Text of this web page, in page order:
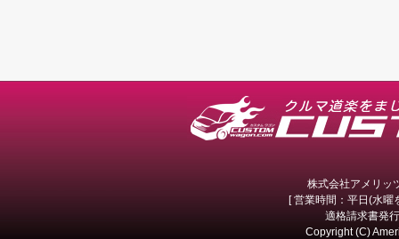
株式会社アメリ
[ 営業時間：平日(水
適格請求書発
Copyright (C)